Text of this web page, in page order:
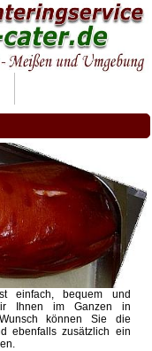
einfach, bequem und
Ihnen im Ganzen in
können Sie die
ebenfalls zusätzlich ein